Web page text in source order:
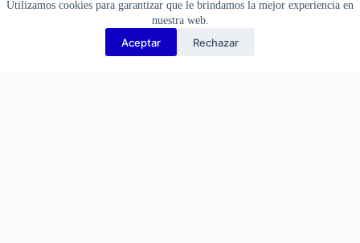
Utilizamos cookies para garantizar que le brindamos la mejor experiencia en
nuestra web.
Aceptar Rechazar